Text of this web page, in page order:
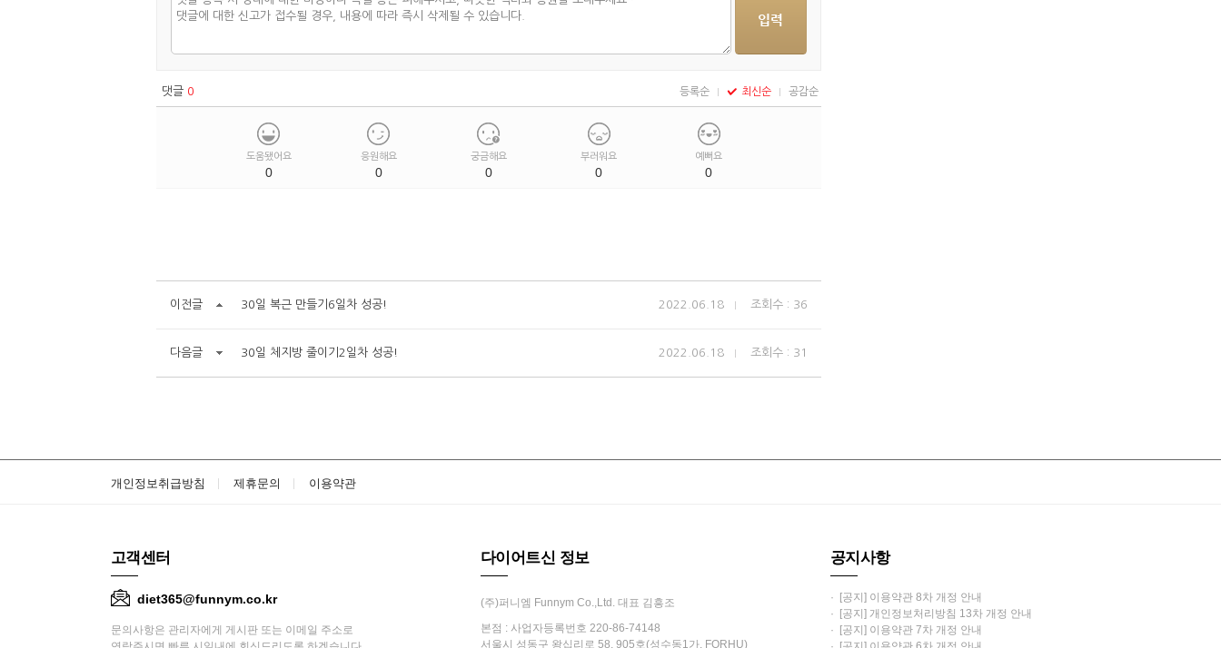
댓글 0 등록순 최신순 공감순
도움됐어요
0
응원해요
0
궁금해요
0
부러워요
0
예뻐요
0
이전글 30일 복근 만들기6일차 성공! 2022.06.18 조회수 : 36
다음글 30일 체지방 줄이기2일차 성공! 2022.06.18 조회수 : 31
개인정보취급방침 제휴문의 이용약관
고객센터
diet365@funnym.co.kr
문의사항은 관리자에게 게시판 또는 이메일 주소로
다이어트신 정보
(주)퍼니엠 Funnym Co.,Ltd. 대표 김흥조
본점 : 사업자등록번호 220-86-74148
서울시 성동구 왕십리로 58, 905호(성수동1가, FORHU)
공지사항
· [공지] 이용약관 8차 개정 안내
· [공지] 개인정보처리방침 13차 개정 안내
· [공지] 이용약관 7차 개정 안내